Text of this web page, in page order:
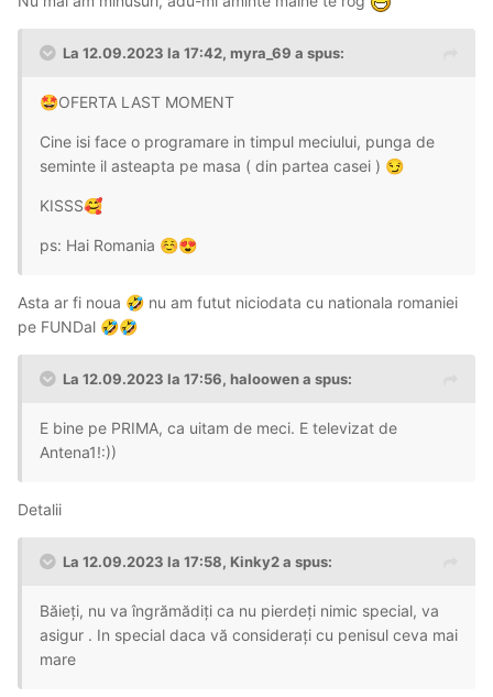
La 12.09.2023 la 17:42, myra_69 a spus:
🤩OFERTA LAST MOMENT
Cine isi face o programare in timpul meciului, punga de
seminte il asteapta pe masa ( din partea casei ) 😏
KISSS🥰
ps: Hai Romania ☺️😍
Asta ar fi noua 🤣 nu am futut niciodata cu nationala romaniei
pe FUNDal 🤣🤣
La 12.09.2023 la 17:56, haloowena spus:
E bine pe PRIMA, ca uitam de meci. E televizat de
Antena1!:))
Detalii
La 12.09.2023 la 17:58, Kinky2a spus:
Băieți, nu va îngrămădiți ca nu pierdeți nimic special, va
asigur . In special daca vă considerați cu penisul ceva mai
mare